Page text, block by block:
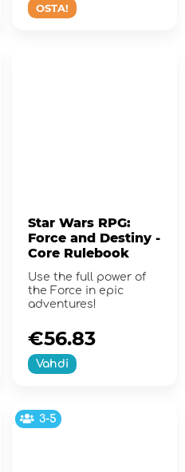
OSTA!
Star Wars RPG:
Force and Destiny -
Core Rulebook
Use the full power of
the Force in epic
adventures!
Vahdi
€56.83
3-5